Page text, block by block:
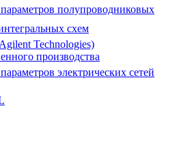
полупроводниковых
схем
Technologies)
производства
электрических сетей